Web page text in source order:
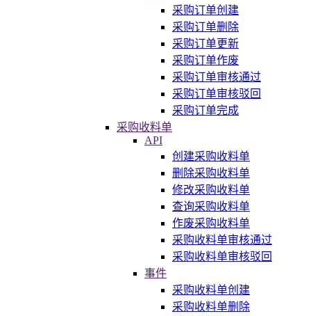
采购订单创建
采购订单删除
采购订单更新
采购订单作废
采购订单审核通过
采购订单审核驳回
采购订单完成
采购收料单
API
创建采购收料单
删除采购收料单
修改采购收料单
查询采购收料单
作废采购收料单
采购收料单审核通过
采购收料单审核驳回
事件
采购收料单创建
采购收料单删除